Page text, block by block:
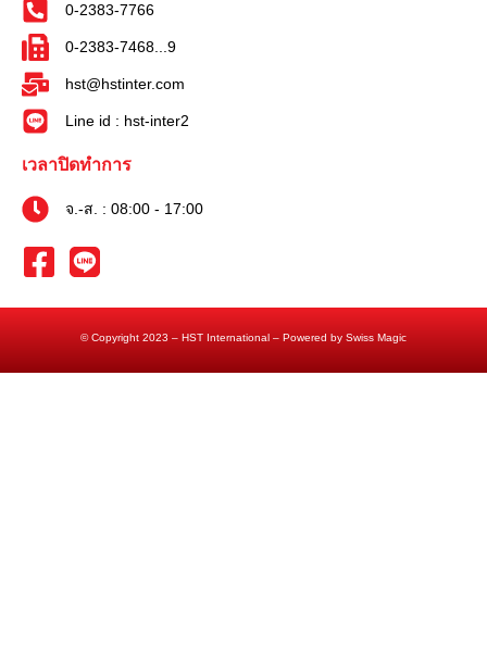
0-2383-7766
0-2383-7468...9
hst@hstinter.com
Line id : hst-inter2
เวลาปิดทำการ
จ.-ส. : 08:00 - 17:00
© Copyright 2023 – HST International – Powered by Swiss Magic